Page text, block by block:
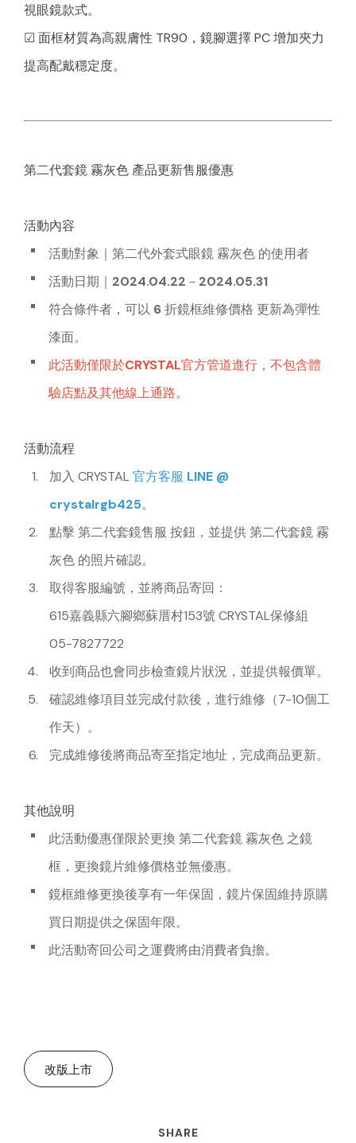
視眼鏡款式。
☑ 面框材質為高親膚性 TR90，鏡腳選擇 PC 增加夾力
提高配戴穩定度。
第二代套鏡 霧灰色 產品更新售服優惠
活動內容
活動對象｜第二代外套式眼鏡 霧灰色 的使用者
活動日期｜ 2024.04.22－2024.05.31
符合條件者，可以 6 折鏡框維修價格 更新為彈性
漆面。
此活動僅限於CRYSTAL官方管道進行 ，不包含體
驗店點及其他線上通路。
活動流程
加入 CRYSTAL官方客服 LINE @
crystalrgb425。
點擊第二代套鏡售服 按鈕，並提供第二代套鏡 霧
灰色 的照片確認。
取得客服編號，並將商品寄回：
615嘉義縣六腳鄉蘇厝村153號 CRYSTAL保修組
05-7827722
收到商品也會同步檢查鏡片狀況，並提供報價單。
確認維修項目並完成付款後，進行維修（7-10個工
作天）。
完成維修後將商品寄至指定地址，完成商品更新。
其他說明
此活動優惠僅限於更換 第二代套鏡 霧灰色 之鏡
框，更換鏡片維修價格並無優惠。
鏡框維修更換後享有一年保固，鏡片保固維持原購
買日期提供之保固年限。
此活動寄回公司之運費將由消費者負擔。
改版上市
SHARE